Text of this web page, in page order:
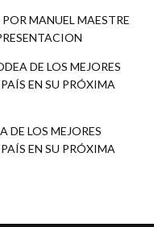
MANUEL MAESTRE
DE LOS MEJORES
EN SU PRÓXIMA
DE LOS MEJORES
EN SU PRÓXIMA